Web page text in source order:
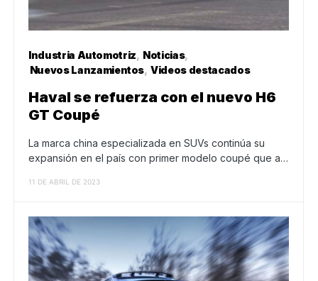
Industria Automotriz
Noticias
Nuevos Lanzamientos Videos destacados
Haval se refuerza con el nuevo H6
GT Coupé
La marca china especializada en SUVs continúa su
expansión en el país con primer modelo coupé que a…
11 DE ABRIL DE 2023